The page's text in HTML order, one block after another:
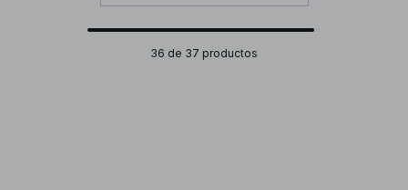
36 de 37 productos